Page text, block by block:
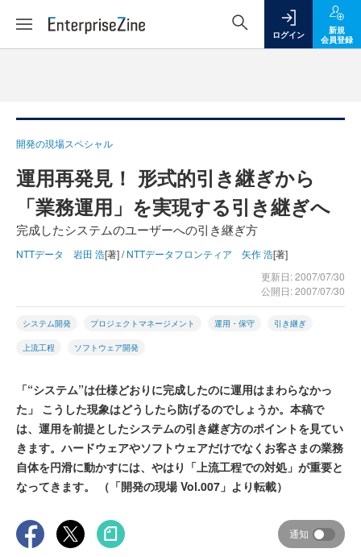
ログイン
新規
会員登録
開発の現場スペシャル
運用再発見！ 形式的引き継ぎから
「業務運用」を実現する引き継ぎへ
完成したシステムのユーザーへの引き継ぎ方
NTTデータ 岩田 浩[著] /NTTデータフロンティア 矢作 浩[著]
更新日: 2007/07/30
公開日: 2007/07/30
システム開発 プロジェクトマネージメント 運用・保守 引き継ぎ
上流工程 ソフトウェア開発
「“システム”は仕様どおりに完成したのに運用はまわらなかっ
た」 こうした現象はどうしたら防げるのでしょうか。本稿で
は、運用を前提としたシステムの引き継ぎ方のポイントを見てい
きます。ハードウェアやソフトウェアだけでなくお客さまの業務
自体を円滑に動かすには、やはり「上流工程での対処」が重要と
なってきます。 （「開発の現場 Vol.007」より転載）
通知